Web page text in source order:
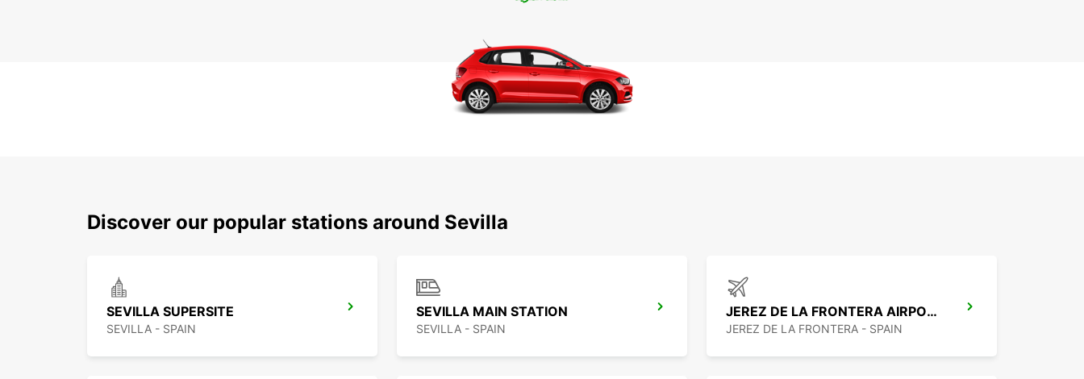
Discover our popular stations around Sevilla
SEVILLA SUPERSITE
SEVILLA - SPAIN
SEVILLA MAIN STATION
SEVILLA - SPAIN
JEREZ DE LA FRONTERA AIRPORT
JEREZ DE LA FRONTERA - SPAIN